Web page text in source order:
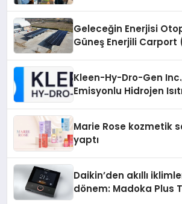
Geleceğin Enerjisi
Güneş Enerjili Carport
Kleen-Hy-Dro-Gen
Emisyonlu Hidrojen
Marie Rose kozmetik
yaptı
Daikin’den akıllı
dönem: Madoka Plus